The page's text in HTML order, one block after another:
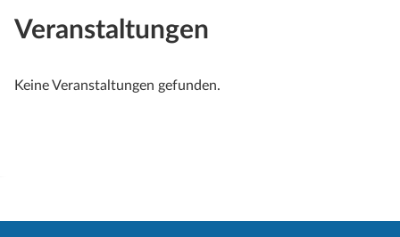
Veranstaltungen
Keine Veranstaltungen gefunden.